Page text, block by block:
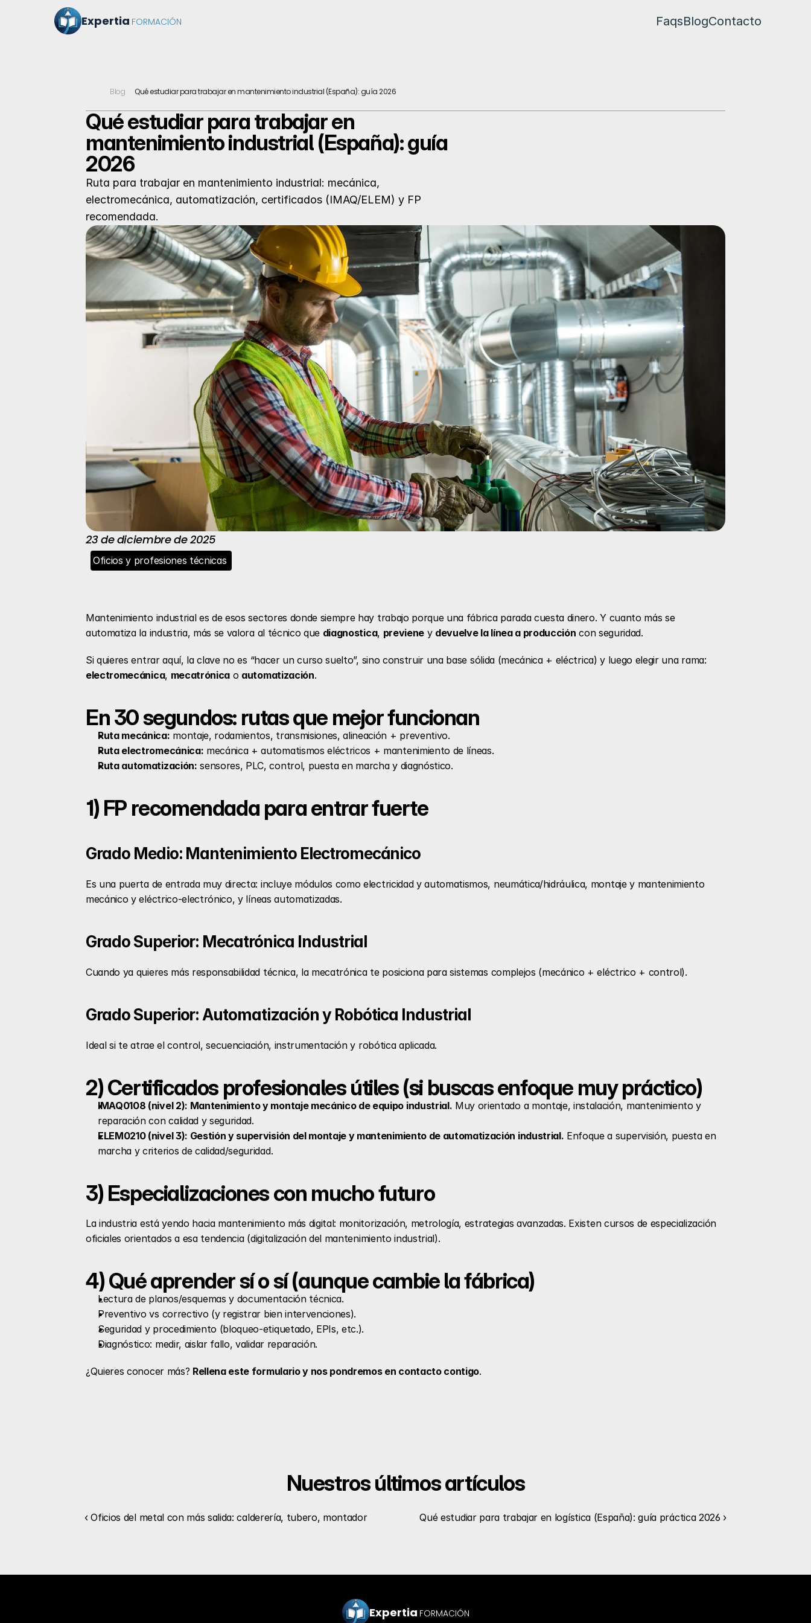
Expertia FORMACIÓN FaqsBlogContacto
Blog Qué estudiar para trabajar en mantenimiento industrial (España): guía 2026
Qué estudiar para trabajar en
mantenimiento industrial (España): guía
2026
Ruta para trabajar en mantenimiento industrial: mecánica,
electromecánica, automatización, certificados (IMAQ/ELEM) y FP
recomendada.
23 de diciembre de 2025
Oficios y profesiones técnicas
Mantenimiento industrial es de esos sectores donde siempre hay trabajo porque una fábrica parada cuesta dinero. Y cuanto más se
automatiza la industria, más se valora al técnico que diagnostica, previene y devuelve la línea a producción con seguridad.
electromecánica, mecatrónica o automatización.
En 30 segundos: rutas que mejor funcionan
Ruta mecánica: montaje, rodamientos, transmisiones, alineación + preventivo.
Ruta electromecánica: mecánica + automatismos eléctricos + mantenimiento de líneas.
Ruta automatización: sensores, PLC, control, puesta en marcha y diagnóstico.
1) FP recomendada para entrar fuerte
Grado Medio: Mantenimiento Electromecánico
Es una puerta de entrada muy directa: incluye módulos como electricidad y automatismos, neumática/hidráulica, montaje y mantenimiento
mecánico y eléctrico-electrónico, y líneas automatizadas.
Grado Superior: Mecatrónica Industrial
Cuando ya quieres más responsabilidad técnica, la mecatrónica te posiciona para sistemas complejos (mecánico + eléctrico + control).
Grado Superior: Automatización y Robótica Industrial
Ideal si te atrae el control, secuenciación, instrumentación y robótica aplicada.
2) Certificados profesionales útiles (si buscas enfoque muy práctico)
IMAQ0108 (nivel 2): Mantenimiento y montaje mecánico de equipo industrial. Muy orientado a montaje, instalación, mantenimiento y
reparación con calidad y seguridad.
ELEM0210 (nivel 3): Gestión y supervisión del montaje y mantenimiento de automatización industrial. Enfoque a supervisión, puesta en
marcha y criterios de calidad/seguridad.
3) Especializaciones con mucho futuro
La industria está yendo hacia mantenimiento más digital: monitorización, metrología, estrategias avanzadas. Existen cursos de especialización
oficiales orientados a esa tendencia (digitalización del mantenimiento industrial).
4) Qué aprender sí o sí (aunque cambie la fábrica)
Lectura de planos/esquemas y documentación técnica.
Preventivo vs correctivo (y registrar bien intervenciones).
Seguridad y procedimiento (bloqueo-etiquetado, EPIs, etc.).
Diagnóstico: medir, aislar fallo, validar reparación.
¿Quieres conocer más? Rellena este formulario y nos pondremos en contacto contigo.
Nuestros últimos artículos
‹ Oficios del metal con más salida: calderería, tubero, montador Qué estudiar para trabajar en logística (España): guía práctica 2026 ›
Expertia FORMACIÓN